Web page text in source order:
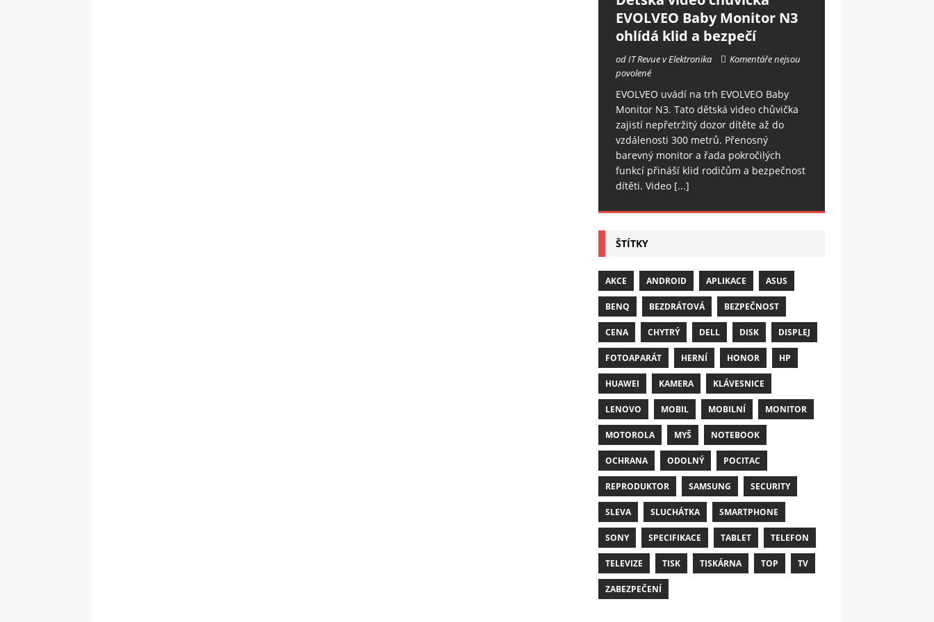
EVOLVEO Baby Monitor N3
ohlídá klid a bezpečí
od IT Revue v Elektronika
Komentáře nejsou
povolené
EVOLVEO uvádí na trh EVOLVEO Baby
Monitor N3. Tato dětská video chůvička
zajistí nepřetržitý dozor dítěte až do
vzdálenosti 300 metrů. Přenosný
barevný monitor a řada pokročilých
funkcí přináší klid rodičům a bezpečnost
dítěti. Video [...]
ŠTÍTKY
AKCE ANDROID APLIKACE ASUS
BENQ BEZDRÁTOVÁ BEZPEČNOST
CENA CHYTRÝ DELL DISK DISPLEJ
FOTOAPARÁT HERNÍ HONOR HP
HUAWEI KAMERA KLÁVESNICE
LENOVO MOBIL MOBILNÍ MONITOR
MOTOROLA MYŠ NOTEBOOK
OCHRANA ODOLNÝ POCITAC
REPRODUKTOR SAMSUNG SECURITY
SLEVA SLUCHÁTKA SMARTPHONE
SONY SPECIFIKACE TABLET TELEFON
TELEVIZE TISK TISKÁRNA TOP TV
ZABEZPEČENÍ